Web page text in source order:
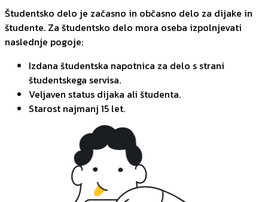
Študentsko delo je začasno in občasno delo za dijake in
študente. Za študentsko delo mora oseba izpolnjevati
naslednje pogoje:
Izdana študentska napotnica za delo s strani
študentskega servisa.
Veljaven status dijaka ali študenta.
Starost najmanj 15 let.